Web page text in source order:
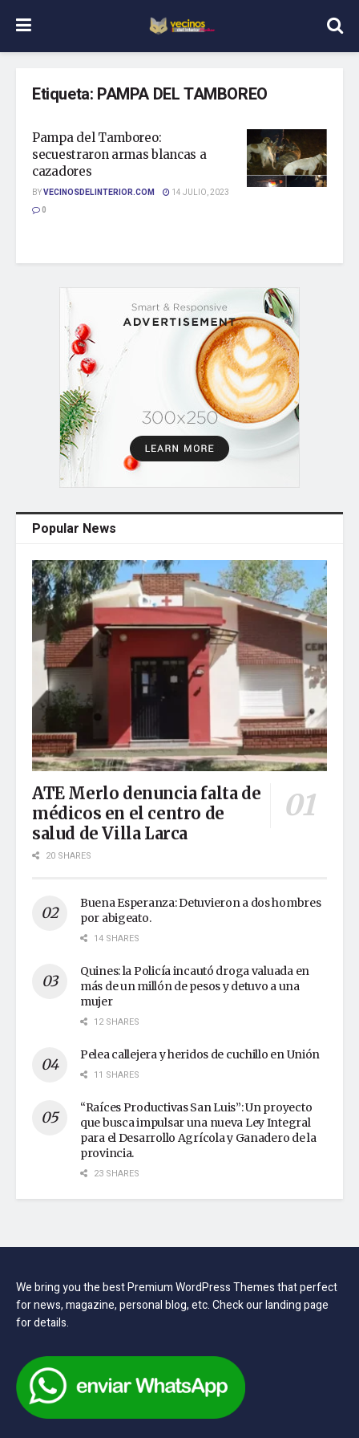
Etiqueta: PAMPA DEL TAMBOREO
Pampa del Tamboreo:
secuestraron armas blancas a
cazadores
BYVECINOSDELINTERIOR.COM
14 JULIO, 2023
0
Popular News
ATE Merlo denuncia falta de
médicos en el centro de
salud de Villa Larca
20 SHARES
Buena Esperanza: Detuvieron a dos hombres
por abigeato.
14 SHARES
Quines: la Policía incautó droga valuada en
más de un millón de pesos y detuvo a una
mujer
12 SHARES
Pelea callejera y heridos de cuchillo en Unión
11 SHARES
“Raíces Productivas San Luis”: Un proyecto
que busca impulsar una nueva Ley Integral
para el Desarrollo Agrícola y Ganadero de la
provincia.
23 SHARES
We bring you the best Premium WordPress Themes that perfect
for news, magazine, personal blog, etc. Check our landing page
for details.